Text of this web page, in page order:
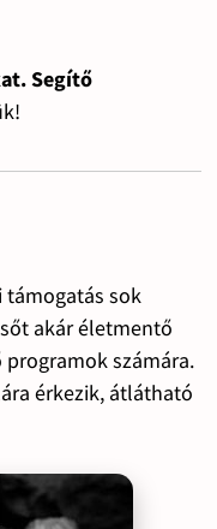
Segítő
támogatás sok
akár életmentő
számára.
érkezik, átlátható